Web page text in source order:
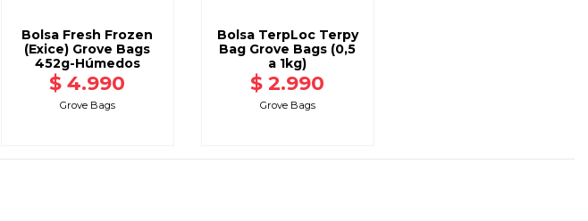
Bolsa Fresh Frozen
(Exice) Grove Bags
452g-Húmedos
$ 4.990
Grove Bags
Bolsa TerpLoc Terpy
Bag Grove Bags (0,5
a 1kg)
$ 2.990
Grove Bags